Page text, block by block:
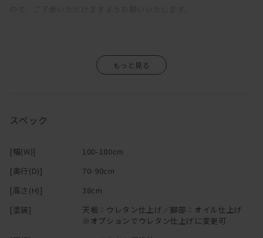
座卓として使用しても窮屈にならないよう工夫されています。
遠赤効果が非常に高く身体の芯から暖かくなる
年中ご使用いただけるうえ、モルタルとオークの組み合わせは
普通にテーブルとしてみてもかなりお洒落！おすすめです。
モルタル調天板の表情には個体差がございますので、ご了承いただ
スペック
[幅(W)]
100-180cm
[奥行(D)]
70-90cm
[高さ(H)]
38cm
[塗装]
天板：ウレタン仕上げ／脚部：オイル仕上げ
※オプションでウレタン仕上げに変更可